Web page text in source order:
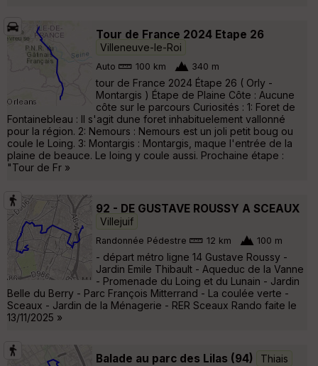
Tour de France 2024 Etape 26
Villeneuve-le-Roi
Auto 100 km 340 m
tour de France 2024 Étape 26 ( Orly -
Montargis ) Étape de Plaine Côte : Aucune
côte sur le parcours Curiosités : 1: Foret de
Fontainebleau : Il s'agit dune foret inhabituelement vallonné
pour la région. 2: Nemours : Nemours est un joli petit boug ou
coule le Loing. 3: Montargis : Montargis, maque l'entrée de la
plaine de beauce. Le loing y coule aussi. Prochaine étape :
"Tour de Fr »
92 - DE GUSTAVE ROUSSY A SCEAUX
Villejuif
Randonnée Pédestre 12 km 100 m
- départ métro ligne 14 Gustave Roussy -
Jardin Emile Thibault - Aqueduc de la Vanne
- Promenade du Loing et du Lunain - Jardin
Belle du Berry - Parc François Mitterrand - La coulée verte -
Sceaux - Jardin de la Ménagerie - RER Sceaux Rando faite le
13/11/2025 »
Balade au parc des Lilas (94) Thiais